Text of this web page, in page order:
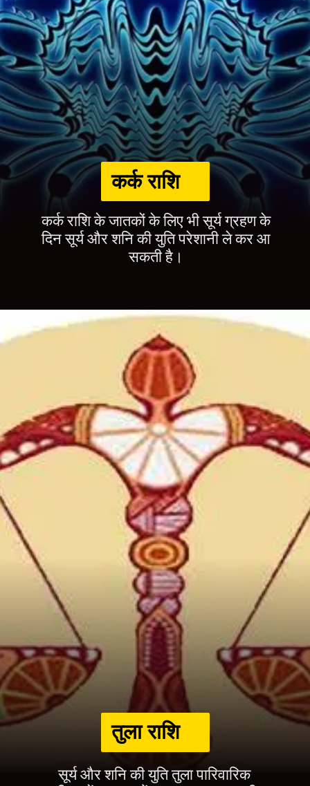
कर्क राशि
कर्क राशि के जातकों के लिए भी सूर्य ग्रहण के
दिन सूर्य और शनि की युति परेशानी ले कर आ
सकती है।
तुला राशि
सूर्य और शनि की युति तुला पारिवारिक